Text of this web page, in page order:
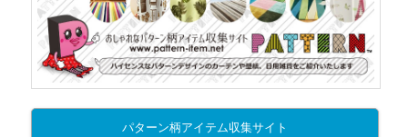
パターン柄アイテム収集サイト